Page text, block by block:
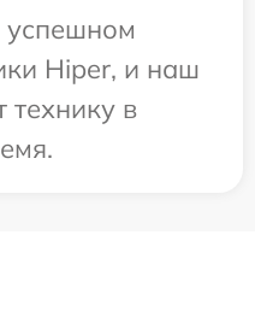
Hiper, и наш
технику в